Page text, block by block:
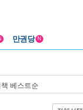
만권당 N
베스트순